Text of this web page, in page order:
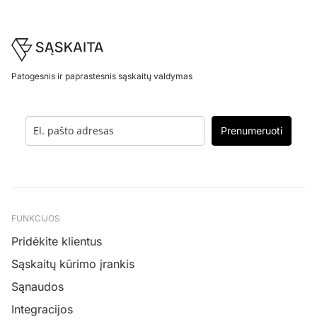
Footer
Patogesnis ir paprastesnis sąskaitų valdymas
Prenumeruoti
FUNKCIJOS
Pridėkite klientus
Sąskaitų kūrimo įrankis
Sąnaudos
Integracijos